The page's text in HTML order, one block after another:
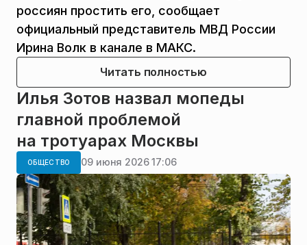
россиян простить его, сообщает
официальный представитель МВД России
Ирина Волк в канале в МАКС.
Читать полностью
Илья Зотов назвал мопеды
главной проблемой
на тротуарах Москвы
ОБЩЕСТВО 09 июня 2026 17:06